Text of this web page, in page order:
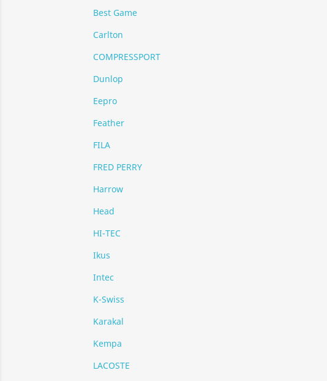
Best Game
Carlton
COMPRESSPORT
Dunlop
Eepro
Feather
FILA
FRED PERRY
Harrow
Head
HI-TEC
Ikus
Intec
K-Swiss
Karakal
Kempa
LACOSTE